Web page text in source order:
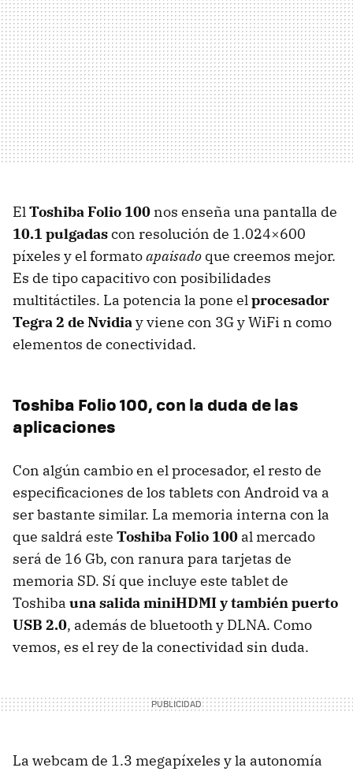
ElToshiba Folio 100 nos enseña una pantalla de
10.1 pulgadascon resolución de 1.024×600
píxeles y el formatoapaisado que creemos mejor.
Es de tipo capacitivo con posibilidades
multitáctiles. La potencia la pone elprocesador
Tegra 2 de Nvidiay viene con 3G y WiFi n como
elementos de conectividad.
Toshiba Folio 100, con la duda de las
aplicaciones
Con algún cambio en el procesador, el resto de
especificaciones de los tablets con Android va a
ser bastante similar. La memoria interna con la
que saldrá este Toshiba Folio 100 al mercado
será de 16 Gb, con ranura para tarjetas de
memoria SD. Sí que incluye este tablet de
Toshiba una salida miniHDMI y también puerto
USB 2.0, además de bluetooth y DLNA. Como
vemos, es el rey de la conectividad sin duda.
La webcam de 1.3 megapíxeles y la autonomía